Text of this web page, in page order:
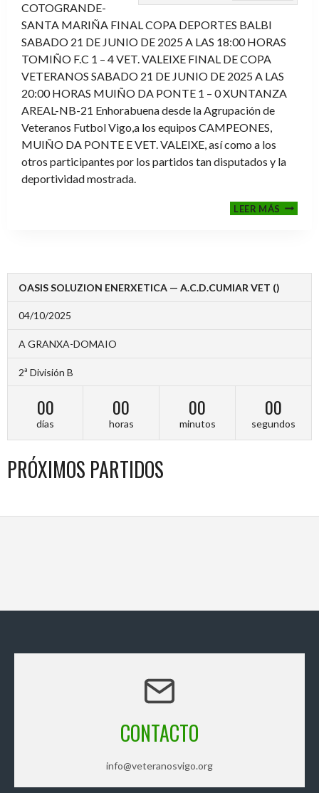
COTOGRANDE-
SANTA MARIÑA FINAL COPA DEPORTES BALBI
SABADO 21 DE JUNIO DE 2025 A LAS 18:00 HORAS
TOMIÑO F.C 1 – 4 VET. VALEIXE FINAL DE COPA
VETERANOS SABADO 21 DE JUNIO DE 2025 A LAS
20:00 HORAS MUIÑO DA PONTE 1 – 0 XUNTANZA
AREAL-NB-21 Enhorabuena desde la Agrupación de
Veteranos Futbol Vigo,a los equipos CAMPEONES,
MUIÑO DA PONTE E VET. VALEIXE, así como a los
otros participantes por los partidos tan disputados y la
deportividad mostrada.
LEER MÁS
2024-
OASIS SOLUZION ENERXETICA — A.C.D.CUMIAR VET ()
04/10/2025
A GRANXA-DOMAIO
2ª División B
00
días
00
horas
00
minutos
00
segundos
PRÓXIMOS PARTIDOS
CONTACTO
info@veteranosvigo.org